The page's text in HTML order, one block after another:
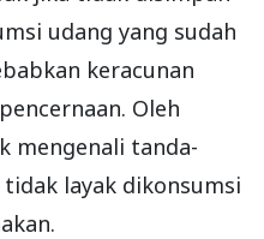
udang yang sudah
keracunan
Oleh
mengenali tanda-
layak dikonsumsi